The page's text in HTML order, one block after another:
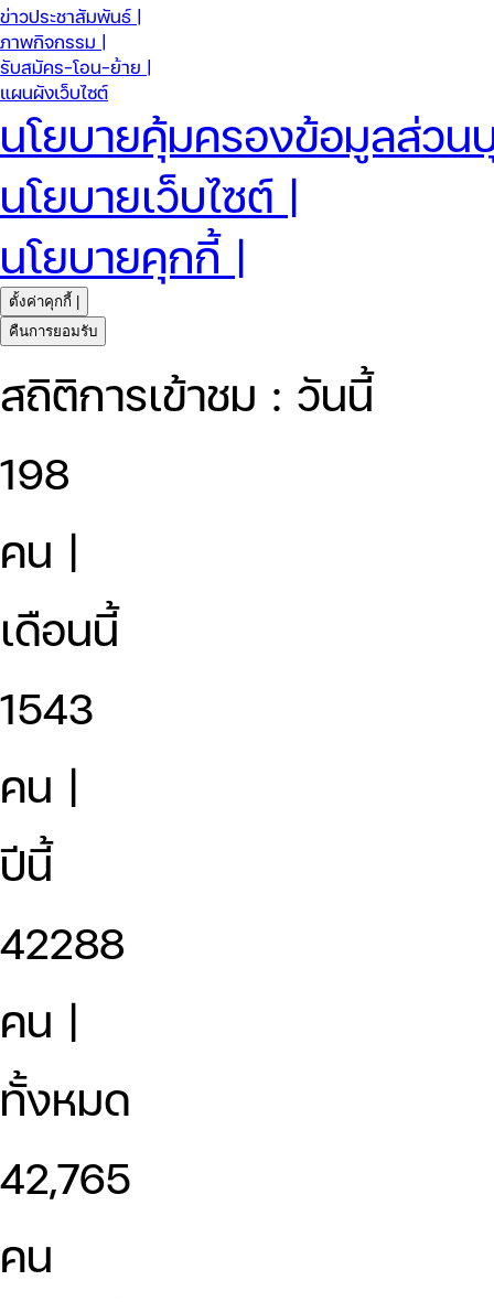
ข่าวประชาสัมพันธ์ |
ภาพกิจกรรม |
รับสมัคร-โอน-ย้าย |
แผนผังเว็บไซต์
นโยบายคุ้มครองข้อมูลส่วน
นโยบายเว็บไซต์ |
นโยบายคุกกี้ |
ตั้งค่าคุกกี้ |
คืนการยอมรับ
สถิติการเข้าชม : วันนี้
198
คน |
เดือนนี้
1543
คน |
ปีนี้
42288
คน |
ทั้งหมด
42,765
คน